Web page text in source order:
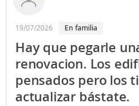
19/07/2026 en familia
Hay que pegarle
renovacion. Los
pensados pero los
actualizar bástate.